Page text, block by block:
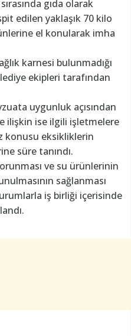
gıda olarak
edilen yaklaşık 70 kilo
el konularak imha
karnesi bulunmadığı
ekipleri tarafından
uygunluk açısından
ilişkin ise ilgili işletmelere
konusu eksikliklerin
süre tanındı.
ve su ürünlerinin
sağlanması
iş birliği içerisinde